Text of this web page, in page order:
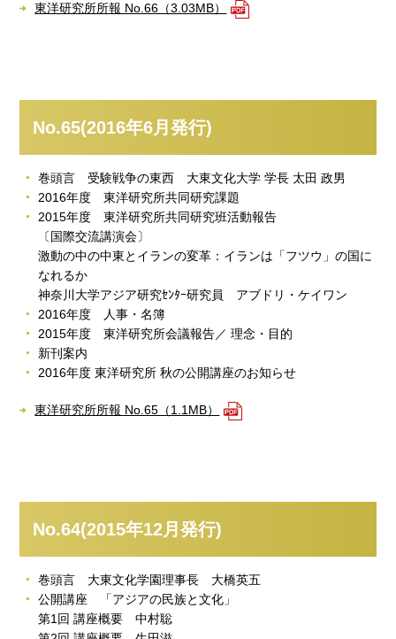
東洋研究所所報 No.66（3.03MB）
No.65(2016年6月発行)
巻頭言 受験戦争の東西 大東文化大学 学長 太田 政男
2016年度 東洋研究所共同研究課題
2015年度 東洋研究所共同研究班活動報告
〔国際交流講演会〕
激動の中の中東とイランの変革：イランは「フツウ」の国に
なれるか
神奈川大学アジア研究ｾﾝﾀｰ研究員 アブドリ・ケイワン
2016年度 人事・名簿
2015年度 東洋研究所会議報告／ 理念・目的
新刊案内
2016年度 東洋研究所 秋の公開講座のお知らせ
東洋研究所所報 No.65（1.1MB）
No.64(2015年12月発行)
巻頭言 大東文化学園理事長 大橋英五
公開講座 「アジアの民族と文化」
第1回 講座概要 中村聡